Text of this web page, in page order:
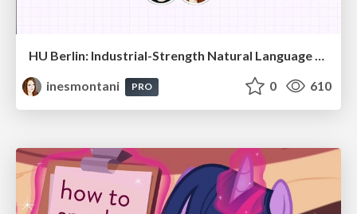
HU Berlin: Industrial-Strength Natural Language Processing with spaCy and Prodigy
inesmontani
PRO 0 610